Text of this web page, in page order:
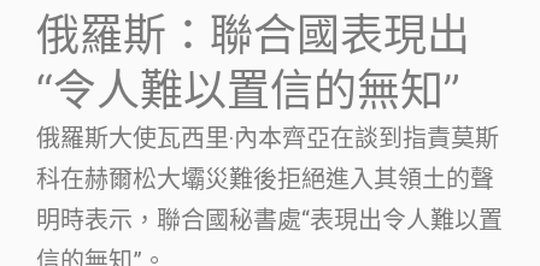
俄羅斯：聯合國表現出
“令人難以置信的無知”
俄羅斯大使瓦西里·內本齊亞在談到指責莫斯
科在赫爾松大壩災難後拒絕進入其領土的聲
明時表示，聯合國秘書處“表現出令人難以置